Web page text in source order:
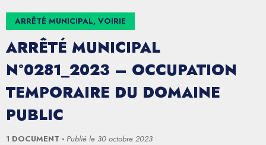
ARRÊTÉ MUNICIPAL, VOIRIE
ARRÊTÉ MUNICIPAL
N°0281_2023 – OCCUPATION
TEMPORAIRE DU DOMAINE
PUBLIC
1 DOCUMENT Publié le 30 octobre 2023